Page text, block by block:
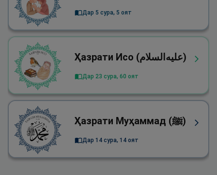
Дар 5 сура, 5 оят
Ҳазрати Исо (علیه‌السلام)
Дар 23 сура, 60 оят
Ҳазрати Муҳаммад (ﷺ)
Дар 14 сура, 14 оят